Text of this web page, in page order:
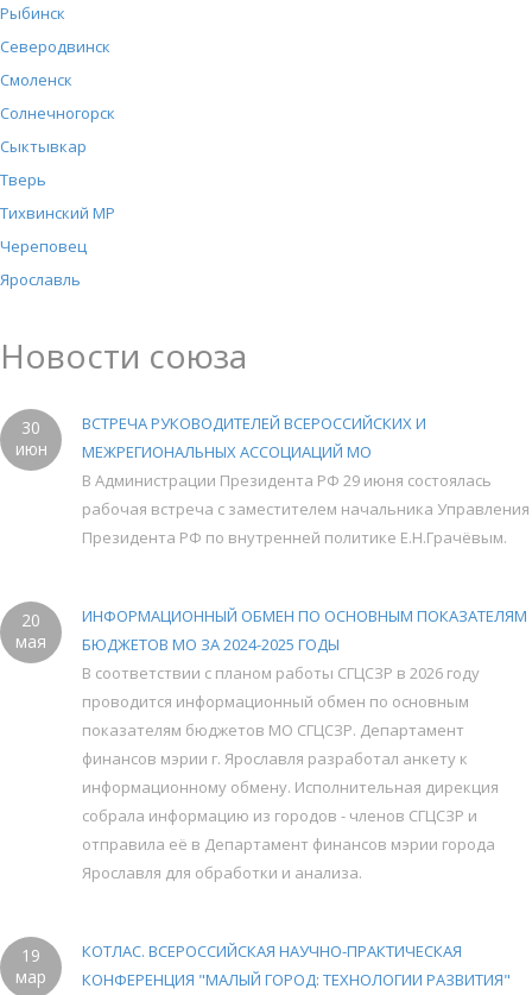
Рыбинск
Северодвинск
Смоленск
Солнечногорск
Сыктывкар
Тверь
Тихвинский МР
Череповец
Ярославль
Новости союза
30
июн
ВСТРЕЧА РУКОВОДИТЕЛЕЙ ВСЕРОССИЙСКИХ И
МЕЖРЕГИОНАЛЬНЫХ АССОЦИАЦИЙ МО
В Администрации Президента РФ 29 июня состоялась
рабочая встреча с заместителем начальника Управления
Президента РФ по внутренней политике Е.Н.Грачёвым.
20
мая
ИНФОРМАЦИОННЫЙ ОБМЕН ПО ОСНОВНЫМ ПОКАЗАТЕЛЯМ
БЮДЖЕТОВ МО ЗА 2024-2025 ГОДЫ
В соответствии с планом работы СГЦСЗР в 2026 году
проводится информационный обмен по основным
показателям бюджетов МО СГЦСЗР. Департамент
финансов мэрии г. Ярославля разработал анкету к
информационному обмену. Исполнительная дирекция
собрала информацию из городов - членов СГЦСЗР и
отправила её в Департамент финансов мэрии города
Ярославля для обработки и анализа.
19
мар
КОТЛАС. ВСЕРОССИЙСКАЯ НАУЧНО-ПРАКТИЧЕСКАЯ
КОНФЕРЕНЦИЯ "МАЛЫЙ ГОРОД: ТЕХНОЛОГИИ РАЗВИТИЯ"